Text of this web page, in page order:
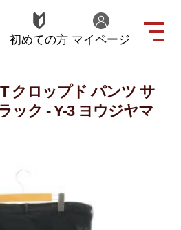
初めての方 マイページ
クロップド パンツ サ
ック - Y-3 ヨウジヤマ